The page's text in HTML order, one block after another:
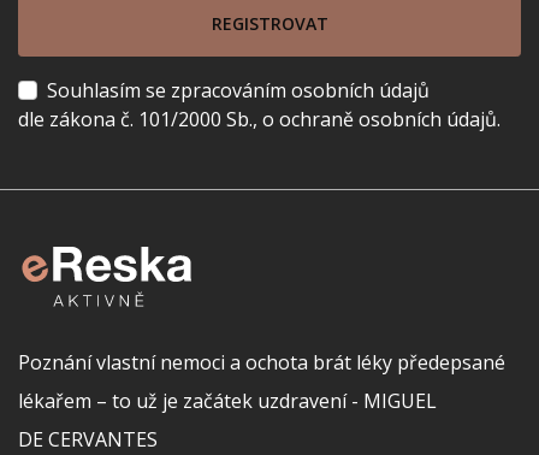
REGISTROVAT
Souhlasím se zpracováním osobních údajů
dle zákona č. 101/2000 Sb., o ochraně osobních údajů.
Poznání vlastní nemoci a ochota brát léky předepsané
lékařem – to už je začátek uzdravení - MIGUEL
DE CERVANTES